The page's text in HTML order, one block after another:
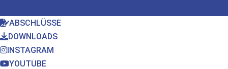
ABSCHLÜSSE
DOWNLOADS
INSTAGRAM
YOUTUBE